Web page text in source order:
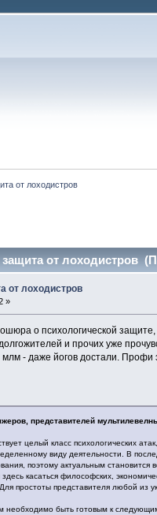
от лоходистров
от лоходистров
от лоходистров
»
о психологической
и прочих уже
- даже йогов достали.
представителей
целый класс психологических
виду деятельности. В
поэтому актуальным
касаться философских,
простоты представителя любой из
необходимо быть готовым к